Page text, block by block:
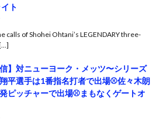
ト
calls of Shohei Ohtani’s LEGENDARY three-
信】対ニューヨーク・メッツ〜シリーズ
平選手は1番指名打者で出場⚾️佐々木朗
ピッチャーで出場⚾️まもなくゲートオ